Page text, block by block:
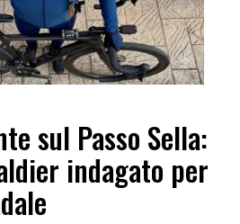
sul Passo Sella:
indagato per